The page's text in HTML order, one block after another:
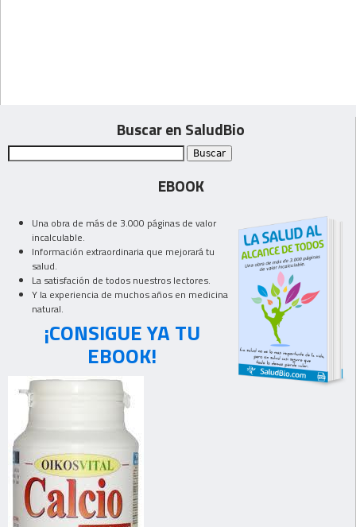
Buscar en SaludBio
EBOOK
Una obra de más de 3.000 páginas de valor
incalculable.
Información extraordinaria que mejorará tu
salud.
La satisfación de todos nuestros lectores.
Y la experiencia de muchos años en medicina
natural.
¡CONSIGUE YA TU
EBOOK!